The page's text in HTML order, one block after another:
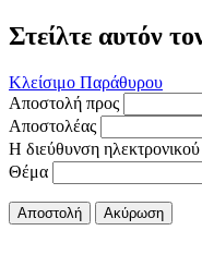
Στείλτε αυτόν
Κλείσιμο Παράθυρου
Αποστολή προς
Αποστολέας
Η διεύθυνση
Θέμα
Αποστολή Ακύρωση